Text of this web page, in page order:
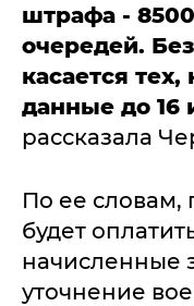
штрафа -
очередей.
касается
данные до 16
рассказала
По ее
будет
начисленные
уточнение